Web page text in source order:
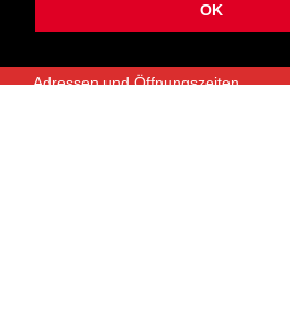
OK
ÜBER UNS
Adressen und Öffnungszeiten